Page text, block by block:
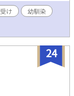
け
幼馴染
24